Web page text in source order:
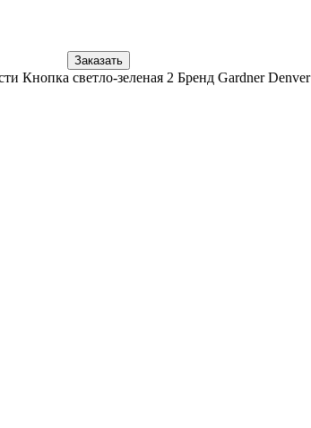
Заказать
Кнопка светло-зеленая 2 Бренд Gardner